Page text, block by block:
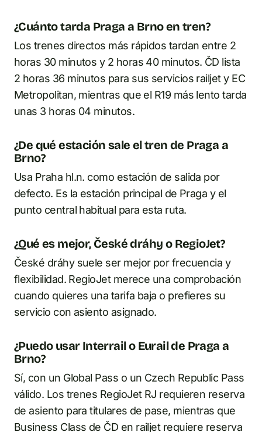
¿Cuánto tarda Praga a Brno en tren?
Los trenes directos más rápidos tardan entre 2
horas 30 minutos y 2 horas 40 minutos. ČD lista
2 horas 36 minutos para sus servicios railjet y EC
Metropolitan, mientras que el R19 más lento tarda
unas 3 horas 04 minutos.
¿De qué estación sale el tren de Praga a
Brno?
Usa Praha hl.n. como estación de salida por
defecto. Es la estación principal de Praga y el
punto central habitual para esta ruta.
¿Qué es mejor, České dráhy o RegioJet?
České dráhy suele ser mejor por frecuencia y
flexibilidad. RegioJet merece una comprobación
cuando quieres una tarifa baja o prefieres su
servicio con asiento asignado.
¿Puedo usar Interrail o Eurail de Praga a
Brno?
Sí, con un Global Pass o un Czech Republic Pass
válido. Los trenes RegioJet RJ requieren reserva
de asiento para titulares de pase, mientras que
Business Class de ČD en railjet requiere reserva